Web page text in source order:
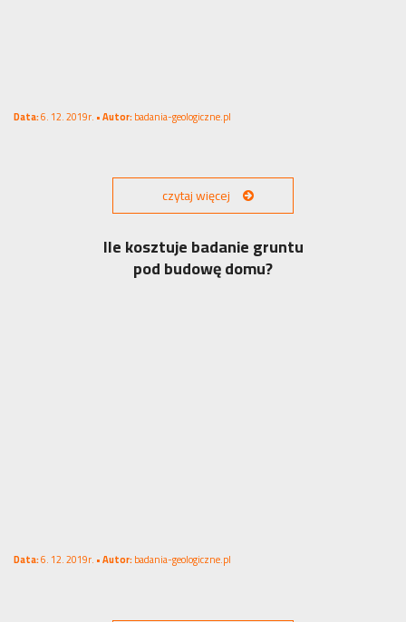
Data:6. 12. 2019r. •Autor:badania-geologiczne.pl
czytaj więcej
Ile kosztuje badanie gruntu
pod budowę domu?
Data:6. 12. 2019r. •Autor:badania-geologiczne.pl